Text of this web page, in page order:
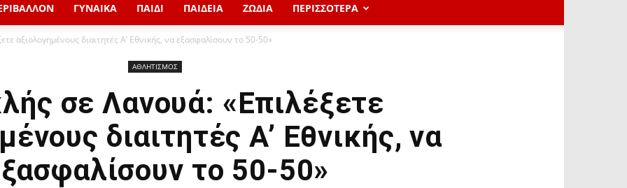
ΓΥΝΑΙΚΑ ΠΑΙΔΙ ΠΑΙΔΕΙΑ ΖΩΔΙΑ ΠΕΡΙΣΣΟΤΕΡΑ
αξιολογημένους διαιτητές Α’ Εθνικής, να εξασφαλίσουν το 50-50»
ΑΘΛΗΤΙΣΜΟΣ
σε Λανουά: «Επιλέξετε
διαιτητές Α’ Εθνικής, να
το 50-50»